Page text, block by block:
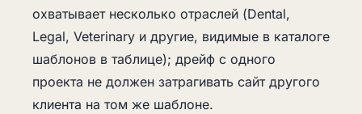
охватывает несколько отраслей (Dental,
Legal, Veterinary и другие, видимые в каталоге
шаблонов в таблице); дрейф с одного
проекта не должен затрагивать сайт другого
клиента на том же шаблоне.